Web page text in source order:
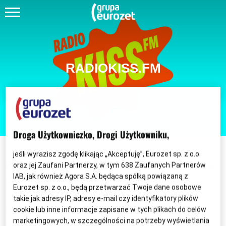
RADIOKISS.FM
Radiokiss.fm - serwis internetowy Radia
KISS FM.
Na stronieRadiokiss.fmsłuchacze znajdą
Droga Użytkowniczko, Drogi Użytkowniku,
jeśli wyrazisz zgodę klikając „Akceptuję”, Eurozet sp. z o.o.
oraz jej Zaufani Partnerzy, w tym638 Zaufanych Partnerów
IAB, jak również Agora S.A. będąca spółką powiązaną z
Eurozet sp. z o.o., będą przetwarzać Twoje dane osobowe
takie jak adresy IP, adresy e-mail czy identyfikatory plików
cookie lub inne informacje zapisane w tych plikach do celów
marketingowych, w szczególności na potrzeby wyświetlania